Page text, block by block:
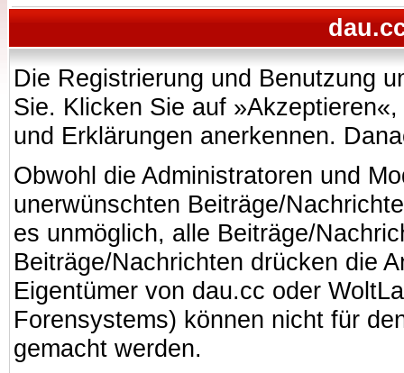
Die Registrierung und Benutzung
Sie. Klicken Sie auf
und Erklärungen anerkennen.
Obwohl die Administratoren und
unerwünschten Beiträge/
es unmöglich, alle Beiträge/
Beiträge/Nachrichten drücken die
Eigentümer von dau.cc oder
Forensystems) können nicht für
gemacht werden.